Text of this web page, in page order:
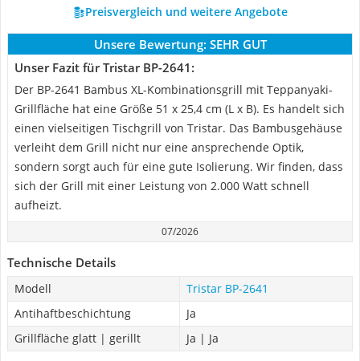
Preisvergleich und weitere Angebote
Unsere Bewertung: SEHR GUT
Unser Fazit für Tristar BP-2641:
Der BP-2641 Bambus XL-Kombinationsgrill mit Teppanyaki-
Grillfläche hat eine Größe 51 x 25,4 cm (L x B). Es handelt sich
einen vielseitigen Tischgrill von Tristar. Das Bambusgehäuse
verleiht dem Grill nicht nur eine ansprechende Optik,
sondern sorgt auch für eine gute Isolierung. Wir finden, dass
sich der Grill mit einer Leistung von 2.000 Watt schnell
aufheizt.
07/2026
Technische Details
Modell
Tristar BP-2641
Antihaftbeschichtung
Ja
Grillfläche glatt | gerillt
Ja | Ja